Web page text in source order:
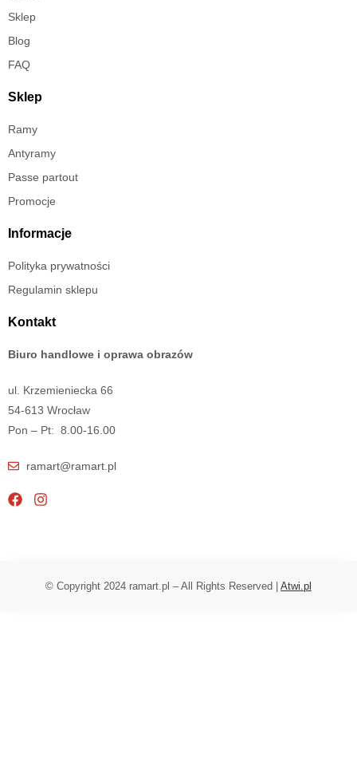
Sklep
Blog
FAQ
Sklep
Ramy
Antyramy
Passe partout
Promocje
Informacje
Polityka prywatności
Regulamin sklepu
Kontakt
Biuro handlowe i oprawa obrazów
ul. Krzemieniecka 66
54-613 Wrocław
Pon – Pt: 8.00-16.00
ramart@ramart.pl
© Copyright 2024 ramart.pl – All Rights Reserved | Atwi.pl